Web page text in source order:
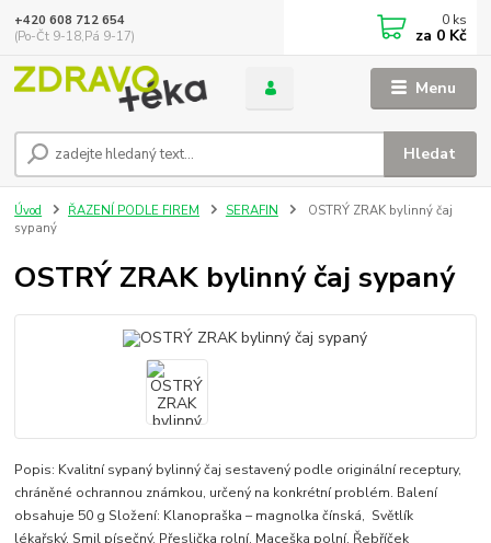
Menu
Hledat
+420 608 712 654
(Po-Čt 9-18,Pá 9-17)
0 ks
za 0 Kč
Úvod ŘAZENÍ PODLE FIREM SERAFIN
OSTRÝ ZRAK bylinný čaj
sypaný
OSTRÝ ZRAK bylinný čaj sypaný
Popis: Kvalitní sypaný bylinný čaj sestavený podle originální receptury,
chráněné ochrannou známkou, určený na konkrétní problém. Balení
obsahuje 50 g Složení: Klanopraška – magnolka čínská, Světlík
lékařský, Smil písečný, Přeslička rolní, Maceška polní, Řebříček